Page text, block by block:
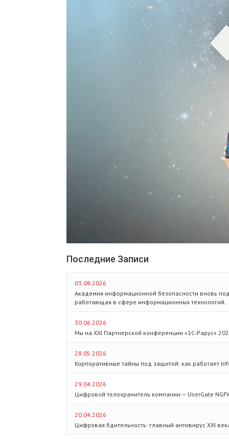
Последние Записи
03.08.2026
Академия информационной безопасности вновь
работающая в сфере информационных технологий.
30.06.2026
Мы на XXI Партнерской конференции «1С‑Рарус»
28.05.2026
Корпоративные тайны под защитой: как работает
29.04.2026
Цифровой телохранитель компании — UserGate
20.04.2026
Цифровая бдительность: главный антивирус XXI